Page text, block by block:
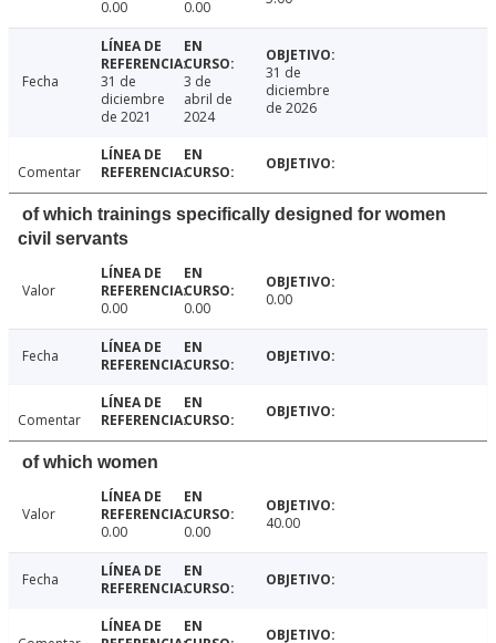
0.00
0.00
Fecha
31 de
diciembre
de 2021
3 de
abril de
2024
31 de
diciembre
de 2026
Comentar
of which trainings specifically designed for women
civil servants
Valor
0.00
0.00 0.00
Fecha
Comentar
of which women
Valor
0.00
0.00 40.00
Fecha